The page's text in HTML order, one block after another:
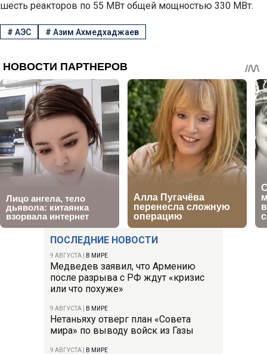
ПОСЛЕДНИЕ НОВОСТИ
9 АВГУСТА В МИРЕ
Медведев заявил, что Армению
после разрыва с РФ ждут «кризис
или что похуже»
9 АВГУСТА В МИРЕ
Нетаньяху отверг план «Совета
мира» по выводу войск из Газы
9 АВГУСТА В МИРЕ
шесть реакторов по 55 МВт общей мощностью 330 МВт.
# АЭС # Азим Ахмедхаджаев